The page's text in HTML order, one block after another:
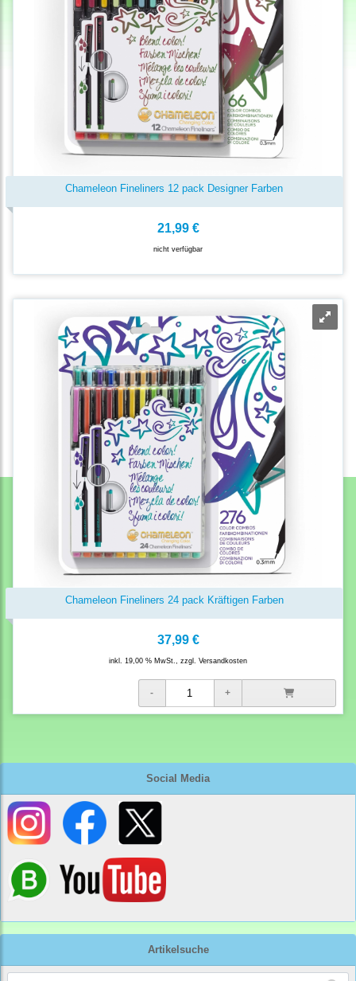
Social Media
Artikelsuche
Chameleon Fineliners 12 pack Designer Farben
21,99 €
nicht verfügbar
Chameleon Fineliners 24 pack Kräftigen Farben
37,99 €
inkl. 19,00 % MwSt., zzgl. Versandkosten